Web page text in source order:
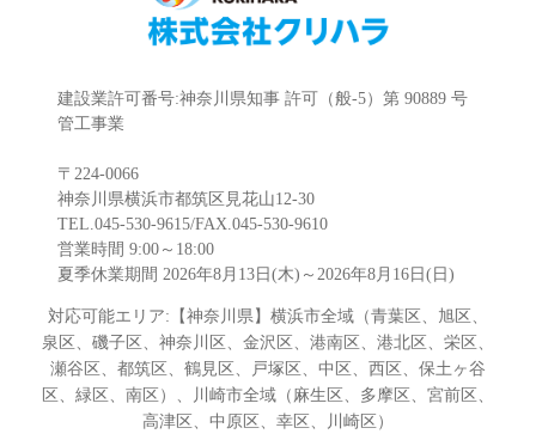
建設業許可番号:神奈川県知事 許可（般-5）第 90889 号
管工事業
〒224-0066
神奈川県横浜市都筑区見花山12-30
TEL.045-530-9615/FAX.045-530-9610
営業時間 9:00～18:00
夏季休業期間 2026年8月13日(木)～2026年8月16日(日)
対応可能エリア:【神奈川県】横浜市全域（青葉区、旭区、
泉区、磯子区、神奈川区、金沢区、港南区、港北区、栄区、
瀬谷区、都筑区、鶴見区、戸塚区、中区、西区、保土ヶ谷
区、緑区、南区）、川崎市全域（麻生区、多摩区、宮前区、
高津区、中原区、幸区、川崎区）